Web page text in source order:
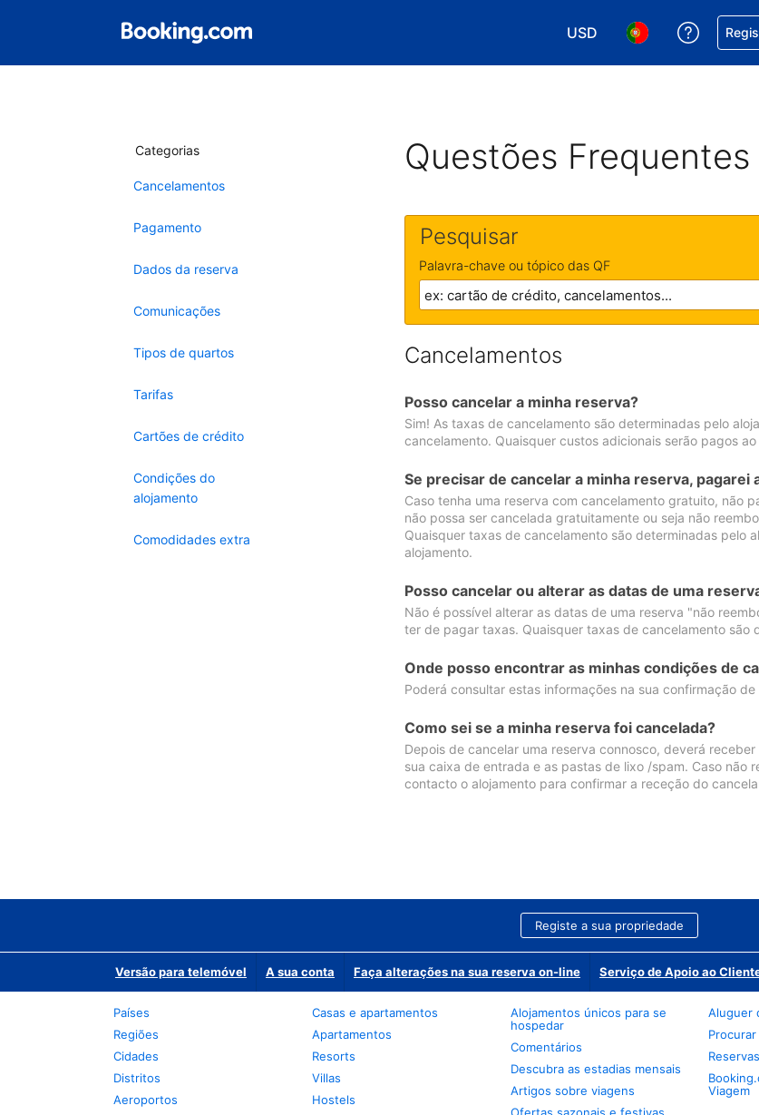
USD
Escolha a sua moeda. A
Escolha o seu
Categorias
Cancelamentos
Pagamento
Dados da reserva
Comunicações
Tipos de quartos
Tarifas
Cartões de crédito
Condições do
alojamento
Comodidades extra
Questões Frequentes
Pesquisar
Palavra-chave ou tópico das QF
Cancelamentos
Posso cancelar a minha reserva?
Sim! As taxas de cancelamento são determinadas pelo
cancelamento. Quaisquer custos adicionais serão pagos ao
Se precisar de cancelar a minha reserva, pagarei
Caso tenha uma reserva com cancelamento gratuito, não
não possa ser cancelada gratuitamente ou seja não
Quaisquer taxas de cancelamento são determinadas pelo
alojamento.
Posso cancelar ou alterar as datas de uma
Não é possível alterar as datas de uma reserva "não
ter de pagar taxas. Quaisquer taxas de cancelamento são
Onde posso encontrar as minhas condições de
Poderá consultar estas informações na sua confirmação de
Como sei se a minha reserva foi cancelada?
Depois de cancelar uma reserva connosco, deverá
sua caixa de entrada e as pastas de lixo /spam. Caso não
contacto o alojamento para confirmar a receção do
Registe a sua propriedade
Versão para telemóvel A sua conta Faça alterações na sua reserva on-line Serviço de Apoio ao
Países
Regiões
Cidades
Distritos
Aeroportos
Casas e apartamentos
Apartamentos
Resorts
Villas
Hostels
Alojamentos únicos para se
hospedar
Comentários
Descubra as estadias mensais
Artigos sobre viagens
Aluguer
Viagem